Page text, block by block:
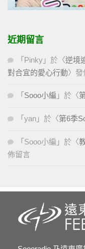
近期留言
「 Pinky 」於〈逆境
對合宜的愛心行動〉發
「 Sooo小編 」於〈
「 yan 」於〈第6季
「 Sooo小編 」於〈
佈留言